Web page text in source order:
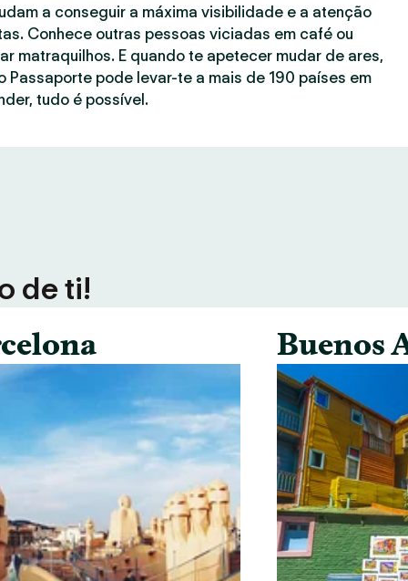
a conseguir a máxima visibilidade e a atenção
Conhece outras pessoas viciadas em café ou
matraquilhos. E quando te apetecer mudar de ares,
Passaporte pode levar-te a mais de 190 países em
tudo é possível.
de ti!
Buenos